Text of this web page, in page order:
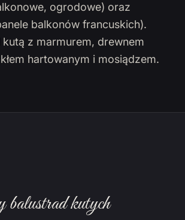
ogrodowe) oraz
balkonów francuskich).
z marmurem, drewnem
hartowanym i mosiądzem.
kutych